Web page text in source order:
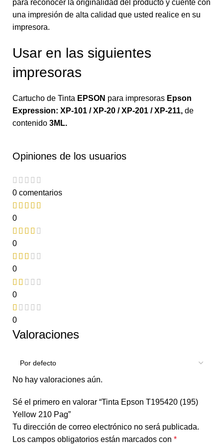
para reconocer la originalidad del producto y cuente con
una impresión de alta calidad que usted realice en su
impresora.
Usar en las siguientes
impresoras
Cartucho de Tinta EPSON para impresoras Epson
Expression: XP-101 / XP-20 / XP-201 / XP-211, de
contenido 3ML.
Opiniones de los usuarios
0 comentarios
0
0
0
0
0
Valoraciones
No hay valoraciones aún.
Sé el primero en valorar “Tinta Epson T195420 (195)
Yellow 210 Pag”
Tu dirección de correo electrónico no será publicada.
Los campos obligatorios están marcados con *